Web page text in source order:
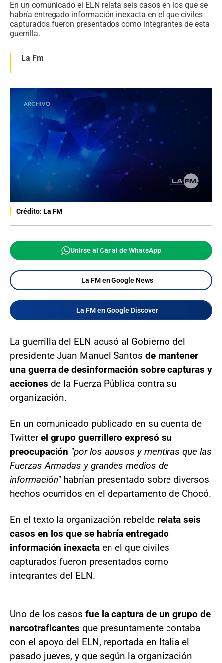
En un comunicado el ELN relata seis casos en los que se
habría entregado información inexacta en el que civiles
capturados fueron presentados como integrantes de esta
guerrilla.
La Fm
Crédito: La FM
Unirse al Canal de WhatsApp
La FM en Google News
La FM en Google Discover
La guerrilla del ELN acusó al Gobierno del
presidente Juan Manuel Santos de mantener
una guerra de desinformación sobre capturas y
acciones de la Fuerza Pública contra su
organización.
En un comunicado publicado en su cuenta de
Twitterel grupo guerrillero expresó su
preocupación "por los abusos y mentiras que las
Fuerzas Armadas y grandes medios de
información" habrían presentado sobre diversos
hechos ocurridos en el departamento de Chocó.
En el texto la organización rebelde relata seis
casos en los que se habría entregado
información inexacta en el que civiles
capturados fueron presentados como
integrantes del ELN.
Uno de los casos fue la captura de un grupo de
narcotraficantes que presuntamente contaba
con el apoyo del ELN, reportada en Italia el
pasado jueves, y que según la organización